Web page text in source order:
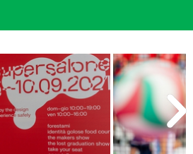
SUBSCRIBE
EDUCATIONAL LICENSES
GIFT CARDS
OTHER LANGUAGES